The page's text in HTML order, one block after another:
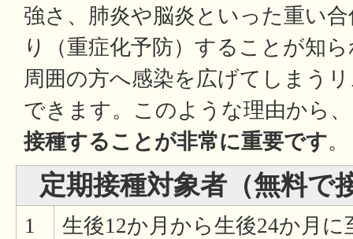
強さ、肺炎や脳炎といった重い
り（重症化予防）することが知
周囲の方へ感染を広げてしまう
できます。このような理由から、
接種することが非常に重要です。
定期接種対象者（無料で
1
生後12か月から生後24か月